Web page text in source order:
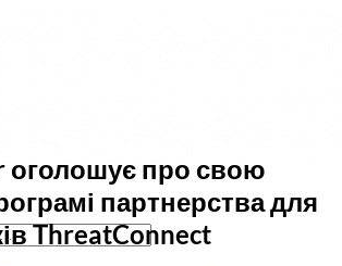
оголошує про свою
партнерства для
ThreatConnect